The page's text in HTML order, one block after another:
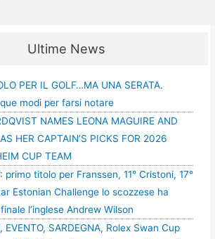
Ultime News
PER IL GOLF…MA UNA SERATA.
modi per farsi notare
NAMES LEONA MAGUIRE AND
HER CAPTAIN’S PICKS FOR 2026
CUP TEAM
primo titolo per Franssen, 11° Cristoni, 17°
Estonian Challenge lo scozzese ha
l’inglese Andrew Wilson
EVENTO, SARDEGNA, Rolex Swan Cup